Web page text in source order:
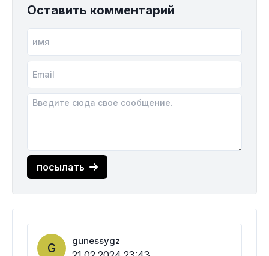
Оставить комментарий
посылать
G gunessygz